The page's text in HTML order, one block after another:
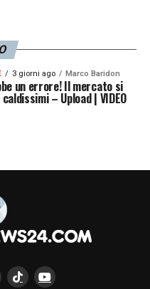
3 giorni ago Marco Baridon
un errore! Il mercato si
– Upload | VIDEO